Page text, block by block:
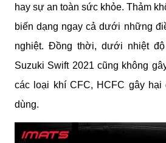
hay sự an toàn sức khỏe. Thảm
biến dạng ngay cả dưới những
nghiệt. Đồng thời, dưới nhiệt độ
Suzuki Swift 2021 cũng không
các loại khí CFC, HCFC gây
dùng.